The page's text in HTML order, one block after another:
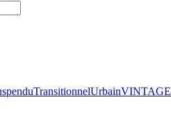
TransitionnelUrbainVINTAGE